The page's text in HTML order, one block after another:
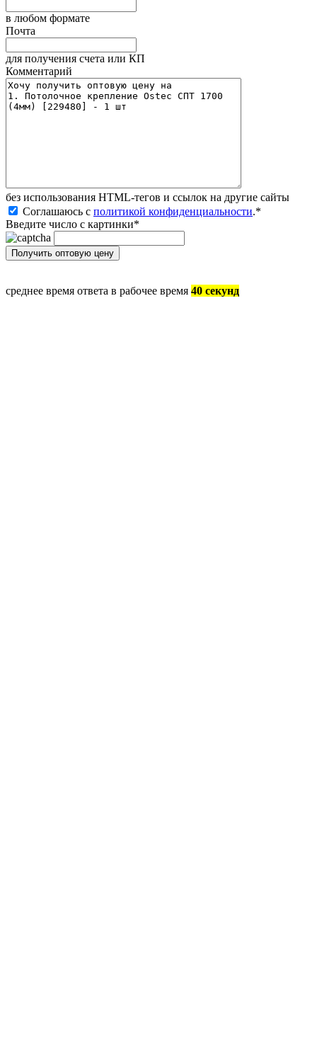
в любом формате
Почта
для получения счета или КП
Комментарий
без иcпользования HTML-тегов и ссылок на другие сайты
Соглашаюсь с политикой конфиденциальности.*
Введите число с картинки*
среднее время ответа в рабочее время 40 секунд